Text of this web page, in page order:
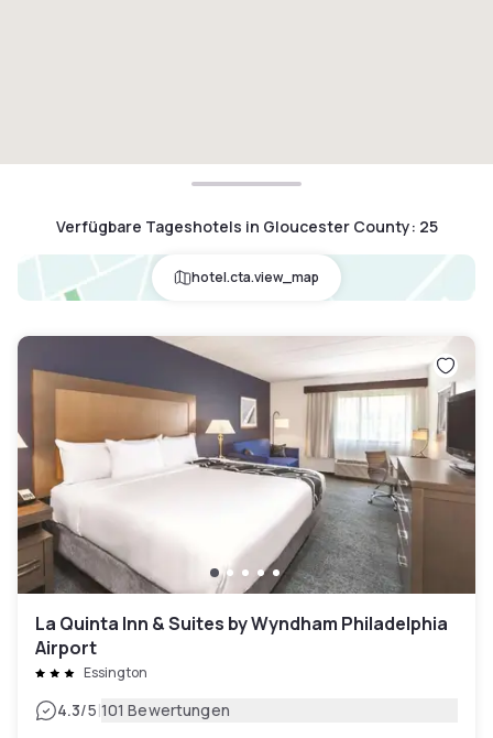
Verfügbare Tageshotels in Gloucester County: 25
hotel.cta.view_map
La Quinta Inn & Suites by Wyndham Philadelphia
Airport
Essington
4.3/5|101 Bewertungen